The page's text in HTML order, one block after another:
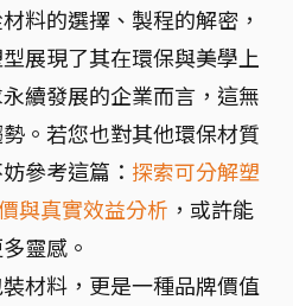
料的選擇、製程的解密，
展現了其在環保與美學上
續發展的企業而言，這無
。若您也對其他環保材質
參考這篇： 探索可分解塑
與真實效益分析 ，或許能
靈感。
材料，更是一種品牌價值